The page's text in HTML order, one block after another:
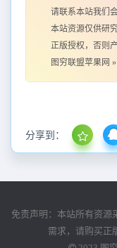
请联系本站我们
本站资源仅供研
正版授权，否则
图穷联盟苹果网 »
分享到：
免责声明：本站所有资源
需求，请购买正